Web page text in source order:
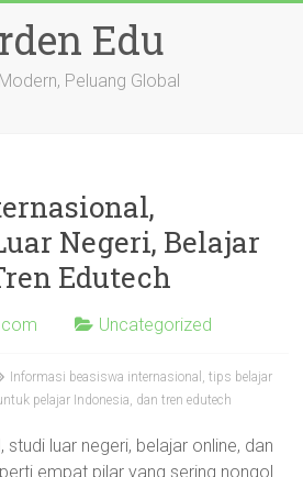
Edu
Peluang Global
Negeri, Belajar
Edutech
Uncategorized
Informasi beasiswa internasional, tips belajar
pelajar Indonesia, dan tren edutech
luar negeri, belajar online, dan
empat pilar yang sering nongol